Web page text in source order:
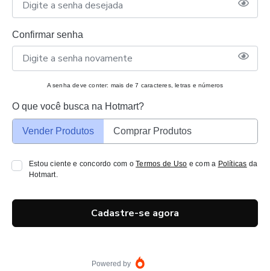
Confirmar senha
A senha deve conter: mais de 7 caracteres, letras e números
O que você busca na Hotmart?
Vender Produtos Comprar Produtos
Estou ciente e concordo com oTermos de Uso e com a Políticas da
Hotmart.
Cadastre-se agora
Powered by